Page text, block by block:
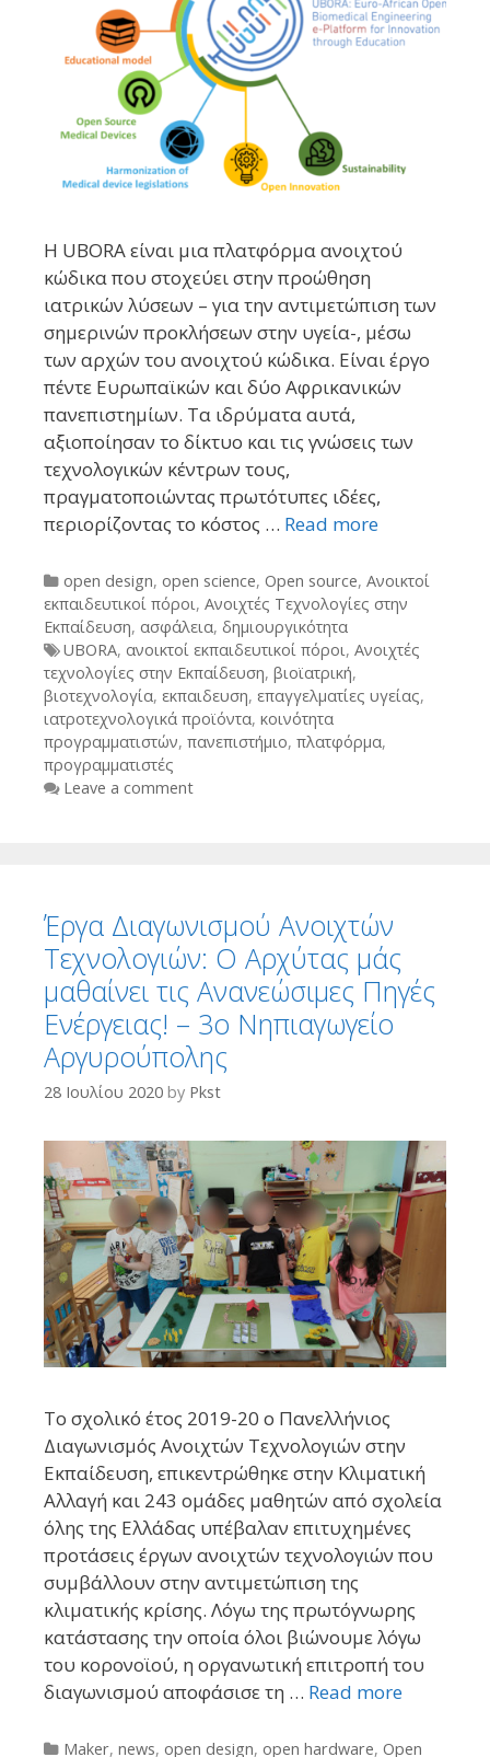
Η UBORA είναι μια πλατφόρμα ανοιχτού
κώδικα που στοχεύει στην προώθηση
ιατρικών λύσεων – για την αντιμετώπιση των
σημερινών προκλήσεων στην υγεία-, μέσω
των αρχών του ανοιχτού κώδικα. Είναι έργο
πέντε Ευρωπαϊκών και δύο Αφρικανικών
πανεπιστημίων. Τα ιδρύματα αυτά,
αξιοποίησαν το δίκτυο και τις γνώσεις των
τεχνολογικών κέντρων τους,
πραγματοποιώντας πρωτότυπες ιδέες,
περιορίζοντας το κόστος … Read more
Categories
open design, open science, Open source, Ανοικτοί
εκπαιδευτικοί πόροι, Ανοιχτές Τεχνολογίες στην
Εκπαίδευση, ασφάλεια, δημιουργικότητα
Tags
UBORA, ανοικτοί εκπαιδευτικοί πόροι, Ανοιχτές
τεχνολογίες στην Εκπαίδευση, βιοϊατρική,
βιοτεχνολογία, εκπαιδευση, επαγγελματίες υγείας,
ιατροτεχνολογικά προϊόντα, κοινότητα
προγραμματιστών, πανεπιστήμιο, πλατφόρμα,
προγραμματιστές
Leave a comment
Έργα Διαγωνισμού Ανοιχτών
Τεχνολογιών: Ο Αρχύτας μάς
μαθαίνει τις Ανανεώσιμες Πηγές
Ενέργειας! – 3ο Νηπιαγωγείο
Αργυρούπολης
28 Ιουλίου 2020 by Pkst
Το σχολικό έτος 2019-20 ο Πανελλήνιος
Διαγωνισμός Ανοιχτών Τεχνολογιών στην
Εκπαίδευση, επικεντρώθηκε στην Κλιματική
Αλλαγή και 243 ομάδες μαθητών από σχολεία
όλης της Ελλάδας υπέβαλαν επιτυχημένες
προτάσεις έργων ανοιχτών τεχνολογιών που
συμβάλλουν στην αντιμετώπιση της
κλιματικής κρίσης. Λόγω της πρωτόγνωρης
κατάστασης την οποία όλοι βιώνουμε λόγω
του κορονοϊού, η οργανωτική επιτροπή του
διαγωνισμού αποφάσισε τη … Read more
Categories
Maker, news, open design, open hardware, Open